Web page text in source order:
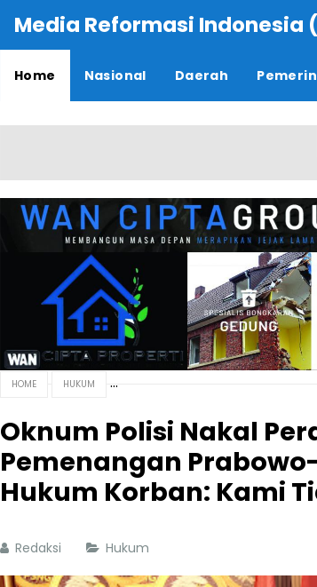
Media Reformasi Indonesia
Home Nasional Daerah
HOME HUKUM
Oknum Polisi Nakal
Pemenangan
Hukum Korban: Kami
Redaksi Hukum